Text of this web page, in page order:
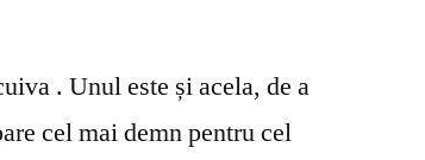
. Unul este și acela, de a
cel mai demn pentru cel